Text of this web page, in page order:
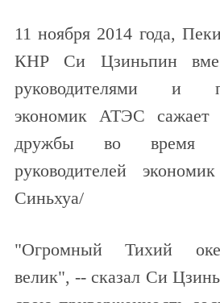
11 ноября 2014 года,
КНР Си Цзиньпин
руководителями и
экономик АТЭС сажает
дружбы во время
руководителей
Синьхуа/
"Огромный Тихий
велик", -- сказал Си